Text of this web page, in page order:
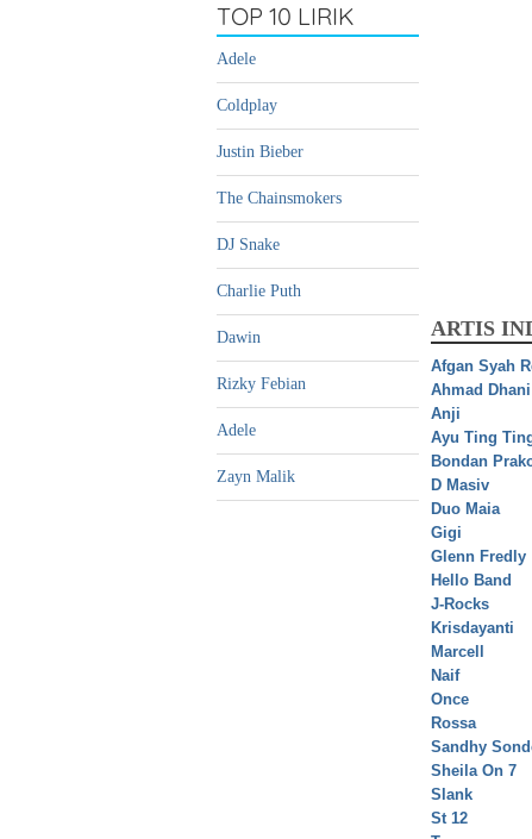
TOP 10 LIRIK
Adele
Coldplay
Justin Bieber
The Chainsmokers
DJ Snake
Charlie Puth
Dawin
Rizky Febian
Adele
Zayn Malik
ARTIS
Afgan Syah
Ahmad Dhani
Anji
Ayu Ting
Bondan
D Masiv
Duo Maia
Gigi
Glenn Fredly
Hello Band
J-Rocks
Krisdayanti
Marcell
Naif
Once
Rossa
Sandhy
Sheila On 7
Slank
St 12